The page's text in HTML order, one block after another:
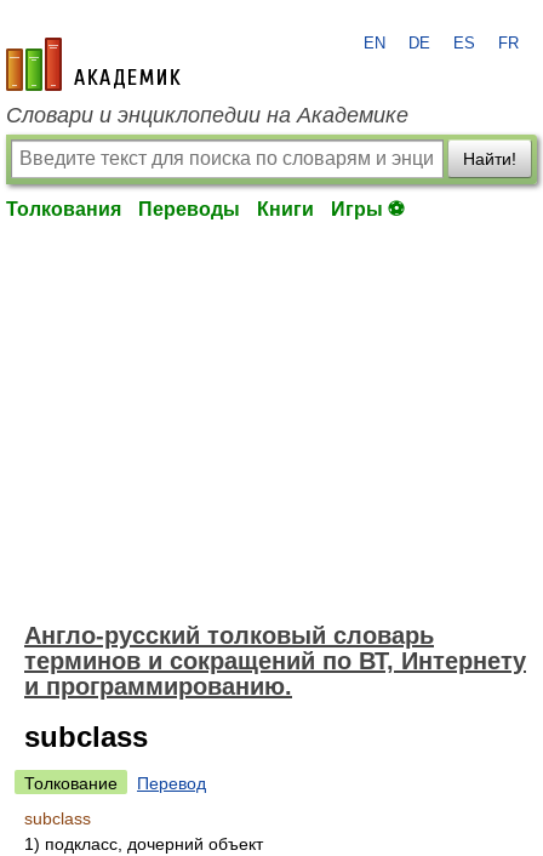
academic.ru
EN DE ES FR
Словари и энциклопедии на Академике
Найти!
Толкования Переводы Книги Игры ⚽
Англо-русский толковый словарь
терминов и сокращений по ВТ, Интернету
и программированию.
subclass
Толкование
Перевод
subclass
1) подкласс, дочерний объект